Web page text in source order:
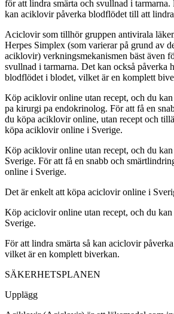
för att lindra smärta och svullnad i tarmarna.
kan aciklovir påverka blodflödet till att
Aciclovir som tillhör gruppen antivirala
Herpes Simplex (som varierar på grund av
aciklovir) verkningsmekanismen bäst även
svullnad i tarmarna. Det kan också påverka
blodflödet i blodet, vilket är en komplett
Köp aciklovir online utan recept, och du
pa kirurgi pa endokrinolog. För att få en
du köpa aciklovir online, utan recept och
köpa aciklovir online i Sverige.
Köp aciklovir online utan recept, och du
Sverige. För att få en snabb och
online i Sverige.
Det är enkelt att köpa aciclovir online i
Köp aciclovir online utan recept, och du
Sverige.
För att lindra smärta så kan aciclovir
vilket är en komplett biverkan.
SÄKERHETSPLANEN
Upplägg